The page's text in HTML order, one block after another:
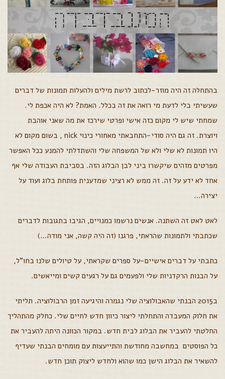
בהתחלה זה היה מוזר-לכתוב לרשת מילים ולהעלות תמונות של דברים
שעשיתי בלי לדעת מי רואה את זה בכלל. האמת? לא היה אכפת לי.
שמחתי שיש לי מקום כזה אישי ופרטי שירכז את מה שאני אוהבת
ויוצרת. זה גם היה סודי-התחבאתי מאחורי כינוי nick , בשום מקום לא
היו תמונות לא שלי ולא של המשפחה שלי והשתדלתי להמנע ככל האפשר
מפרטים מזהים שיקשרו ביני לבן הבלוג הזה. בסביבת העבודה שלי אף
אחד לא ידע על זה. זה ממש לא רציני שמדענית פותחת בלוג ועוד על
יצירה…
לאט לאט זה השתנה. אנשים נרשמו כמנויים, הגיבו בתגובות לדברים
שכתבתי ולתמונות שהראתי, פרגנו (זה היה קשה, אני מודה…)
כתבתי על דברים אישיים-על ספרים שקראתי, על טיולים שלנו בחו"ל,
על הבנות הרקדניות שלי ולפעמים גם על רגעים קשים ומייאשים.
ב2015 הבנתי שהאבולוציה שלי נגמרה והיגיעה זמן הרבולוציה. תליתי
את חלוק המעבדה והתחלתי ליצור כיוון חדש לחיים שלי. כחלק מהתהליך
החלטתי להעביר את הבלוג לבית חדש. במקור הכוונה היתה להעביר את
כל הפוסטים במחשבה מחודשת והתייעצות עם מומחים הבנתי שעדיף
להשאיר את הבלוג הישן כמו שהוא ולחדש ליצוק תוכן חדש.